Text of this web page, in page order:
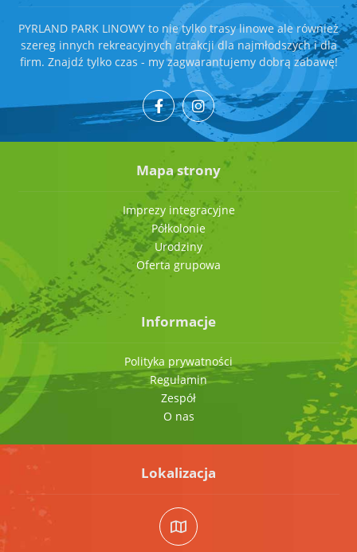
PYRLAND PARK LINOWY to nie tylko trasy linowe ale również
szereg innych rekreacyjnych atrakcji dla najmłodszych i dla
firm. Znajdź tylko czas - my zagwarantujemy dobrą zabawę!
Mapa strony
Imprezy integracyjne
Półkolonie
Urodziny
Oferta grupowa
Informacje
Polityka prywatności
Regulamin
Zespół
O nas
Lokalizacja